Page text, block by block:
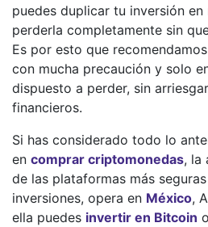
puedes duplicar tu inversión
perderla completamente sin
Es por esto que
con mucha precaución y solo
dispuesto a perder, sin
financieros.
Si has considerado todo lo
en comprar criptomonedas, la
de las plataformas más
inversiones, opera en México,
ella puedes invertir en Bitcoin